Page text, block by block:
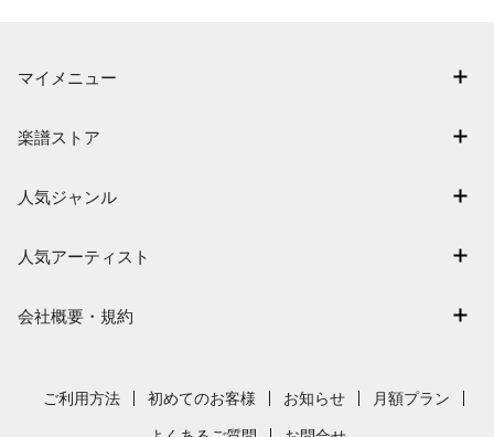
マイメニュー
退会はこちら
楽譜ストア
難易度別に探す
まもなく配信
人気ジャンル
保育
発表会
人気アーティスト
新沢としひこ
会社概要・規約
採用情報
ご利用方法 初めてのお客様 お知らせ 月額プラン